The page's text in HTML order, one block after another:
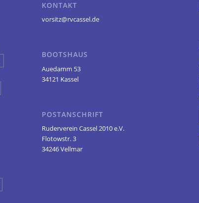
KONTAKT
vorsitz@rvcassel.de
BOOTSHAUS
Auedamm 53
34121 Kassel
POSTANSCHRIFT
Ruderverein Cassel 2010 e.V.
Flotowstr. 3
34246 Vellmar